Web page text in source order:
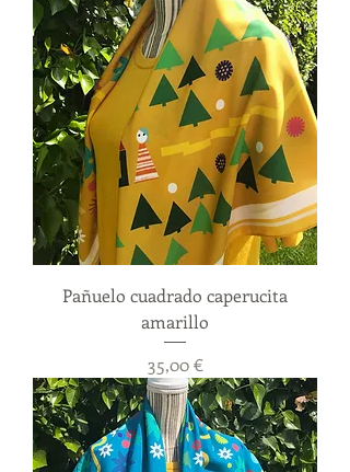
Pañuelo cuadrado caperucita
amarillo
Precio
35,00 €